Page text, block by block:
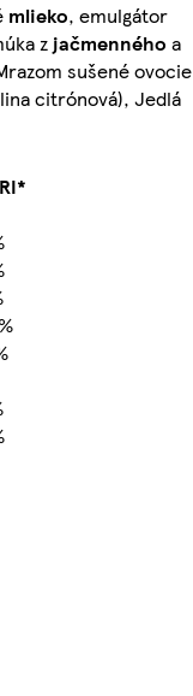
mlieko, emulgátor
z jačmenného a
sušené ovocie
citrónová), Jedlá